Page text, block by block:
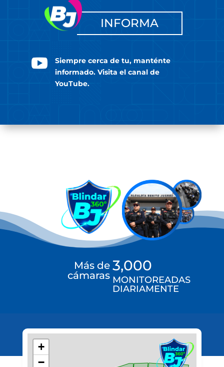
INFORMA

Siempre cerca de tu, manténte
informado. Visita el canal de
YouTube.
Más de
cámaras
3,000
MONITOREADAS
DIARIAMENTE